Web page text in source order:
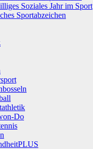
Soziales Jahr im Sport
Sportabzeichen
Do